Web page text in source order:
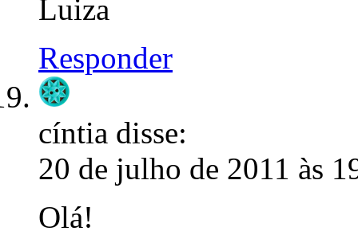
Luiza
Responder
cíntia disse:
20 de julho de 2011 às
Olá!